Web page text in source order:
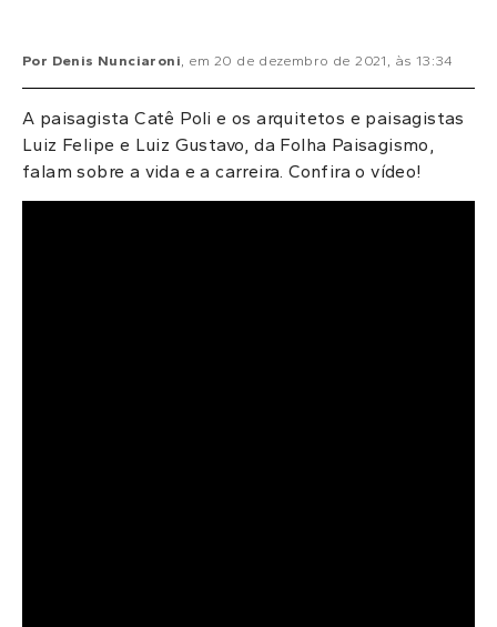
Por Denis Nunciaroni, em 20 de dezembro de 2021 , às 13:34
A paisagista Catê Poli e os arquitetos e paisagistas
Luiz Felipe e Luiz Gustavo, da Folha Paisagismo,
falam sobre a vida e a carreira. Confira o vídeo!